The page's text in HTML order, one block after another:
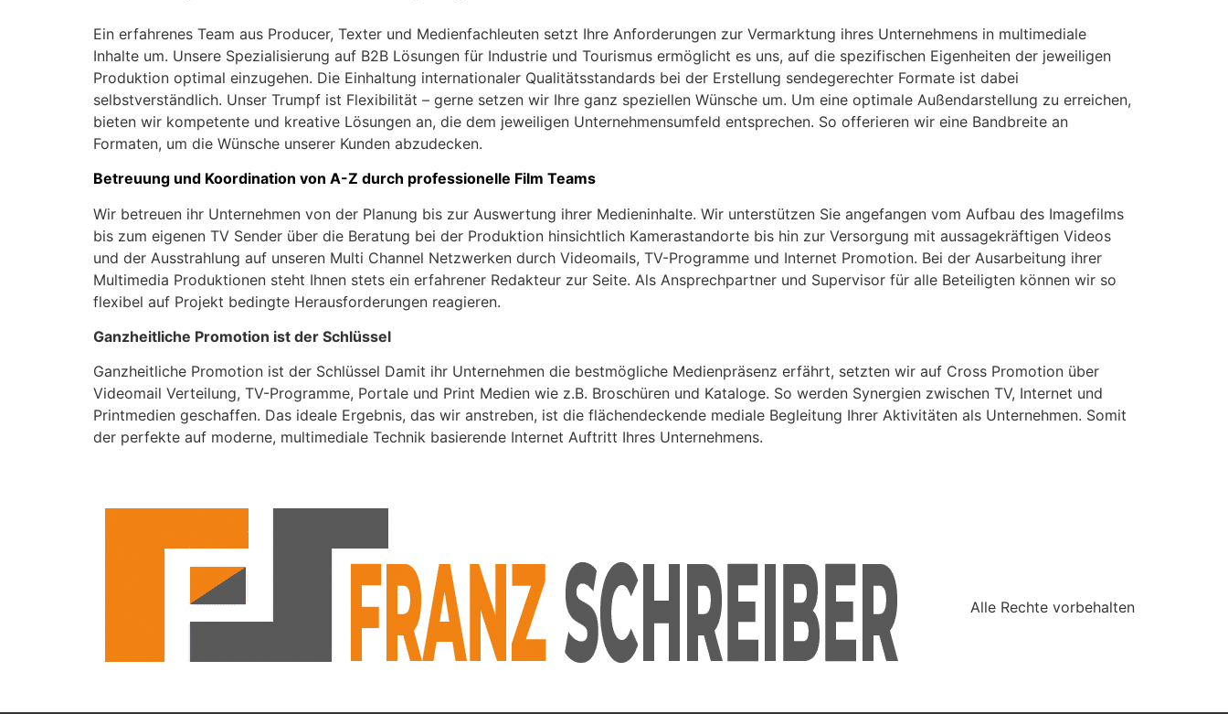
Ein erfahrenes Team aus Producer, Texter und Medienfachleuten setzt Ihre Anforderungen zur Vermarktung ihres Unternehmens in multimediale
Inhalte um. Unsere Spezialisierung auf B2B Lösungen für Industrie und Tourismus ermöglicht es uns, auf die spezifischen Eigenheiten der jeweiligen
Produktion optimal einzugehen. Die Einhaltung internationaler Qualitätsstandards bei der Erstellung sendegerechter Formate ist dabei
selbstverständlich. Unser Trumpf ist Flexibilität – gerne setzen wir Ihre ganz speziellen Wünsche um. Um eine optimale Außendarstellung zu erreichen,
bieten wir kompetente und kreative Lösungen an, die dem jeweiligen Unternehmensumfeld entsprechen. So offerieren wir eine Bandbreite an
Formaten, um die Wünsche unserer Kunden abzudecken.
Betreuung und Koordination von A-Z durch professionelle Film Teams
Wir betreuen ihr Unternehmen von der Planung bis zur Auswertung ihrer Medieninhalte. Wir unterstützen Sie angefangen vom Aufbau des Imagefilms
bis zum eigenen TV Sender über die Beratung bei der Produktion hinsichtlich Kamerastandorte bis hin zur Versorgung mit aussagekräftigen Videos
und der Ausstrahlung auf unseren Multi Channel Netzwerken durch Videomails, TV-Programme und Internet Promotion. Bei der Ausarbeitung ihrer
Multimedia Produktionen steht Ihnen stets ein erfahrener Redakteur zur Seite. Als Ansprechpartner und Supervisor für alle Beteiligten können wir so
flexibel auf Projekt bedingte Herausforderungen reagieren.
Ganzheitliche Promotion ist der Schlüssel
Ganzheitliche Promotion ist der Schlüssel Damit ihr Unternehmen die bestmögliche Medienpräsenz erfährt, setzten wir auf Cross Promotion über
Videomail Verteilung, TV-Programme, Portale und Print Medien wie z.B. Broschüren und Kataloge. So werden Synergien zwischen TV, Internet und
Printmedien geschaffen. Das ideale Ergebnis, das wir anstreben, ist die flächendeckende mediale Begleitung Ihrer Aktivitäten als Unternehmen. Somit
der perfekte auf moderne, multimediale Technik basierende Internet Auftritt Ihres Unternehmens.
Alle Rechte vorbehalten